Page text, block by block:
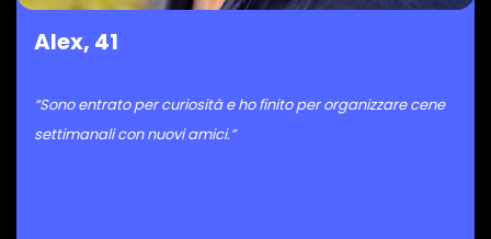
Alex, 41
“Sono entrato per curiosità e ho finito per organizzare cene
settimanali con nuovi amici.”